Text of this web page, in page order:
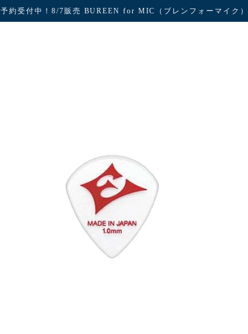
予約受付中！8/7販売 BUREEN for MIC（ブレンフォーマイク）